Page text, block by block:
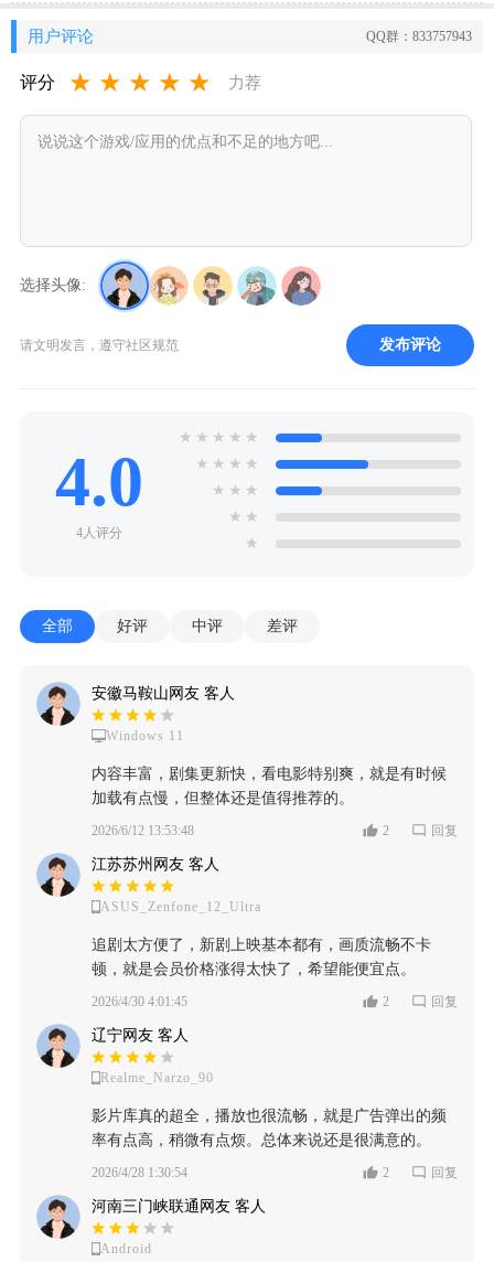
用户评论 QQ群：833757943
评分 ★ ★ ★ ★ ★ 力荐
选择头像:
请文明发言，遵守社区规范 发布评论
4.0
4人评分
★ ★ ★ ★ ★
★ ★ ★ ★
★ ★ ★
★ ★
★
全部 好评 中评 差评
安徽马鞍山网友 客人
Windows 11
内容丰富，剧集更新快，看电影特别爽，就是有时候
加载有点慢，但整体还是值得推荐的。
2026/6/12 13:53:48 2 回复
江苏苏州网友 客人
ASUS_Zenfone_12_Ultra
追剧太方便了，新剧上映基本都有，画质流畅不卡
顿，就是会员价格涨得太快了，希望能便宜点。
2026/4/30 4:01:45 2 回复
辽宁网友 客人
Realme_Narzo_90
影片库真的超全，播放也很流畅，就是广告弹出的频
率有点高，稍微有点烦。总体来说还是很满意的。
2026/4/28 1:30:54 2 回复
河南三门峡联通网友 客人
Android